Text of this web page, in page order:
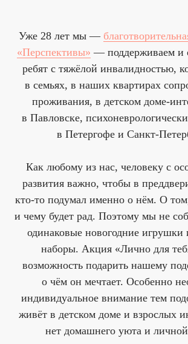
Уже 28 лет мы —
«Перспективы» — поддерживаем и
ребят с тяжёлой инвалидностью,
в семьях, в наших квартирах
проживания, в детском доме-
в Павловске,
в Петергофе и Санкт-
Как любому из нас, человеку с
развития важно, чтобы в
кто-то подумал именно о нём. О
и чему будет рад. Поэтому мы не
одинаковые новогодние игрушки
наборы. Акция «Лично для
возможность подарить нашему
о чём он мечтает. Особенно
индивидуальное внимание тем
живёт в детском доме и взрослых
нет домашнего уюта и